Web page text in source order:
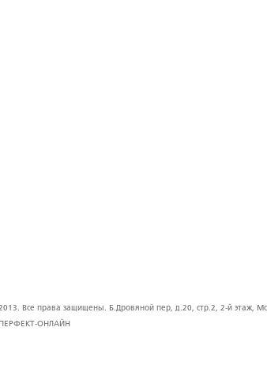
Все права защищены. Б.Дровяной пер, д.20, стр.2, 2-й этаж,
ПЕРФЕКТ-ОНЛАЙН